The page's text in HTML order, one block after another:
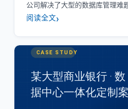
公司解决了大型的数据库管理难
阅读全文